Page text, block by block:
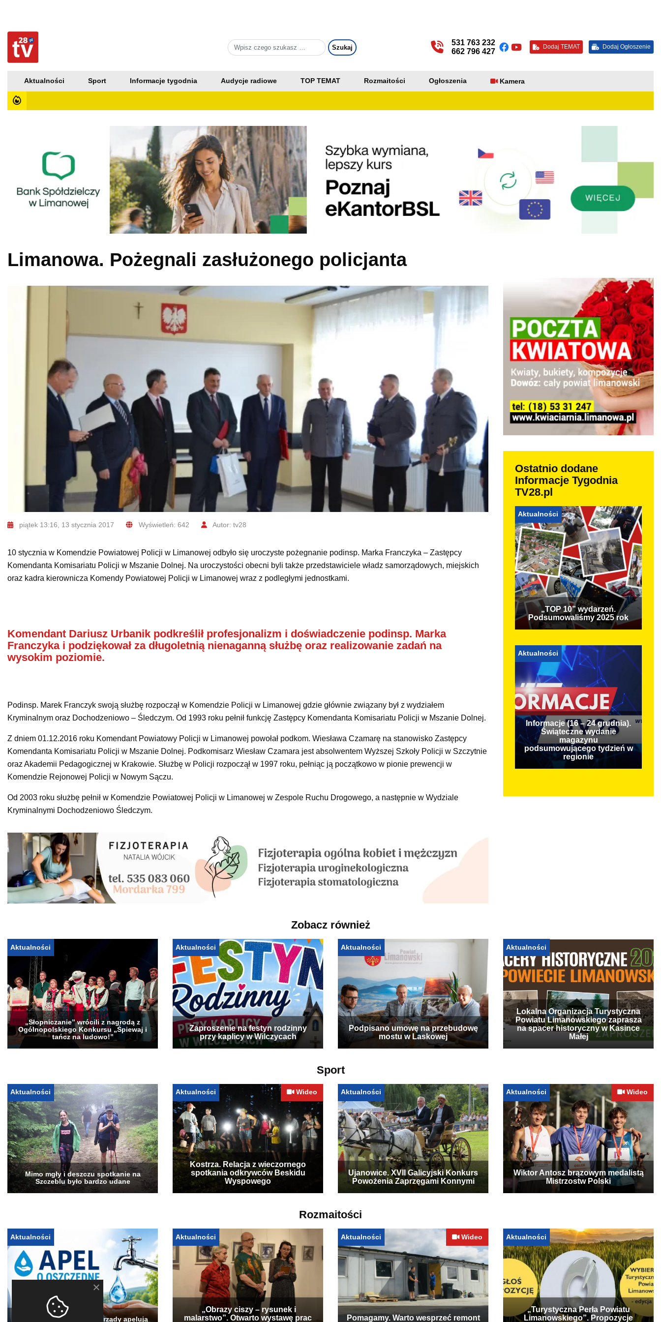
531 763 232
662 796 427
Dodaj TEMAT Dodaj Ogłoszenie
Aktualności Sport Informacje tygodnia Audycje radiowe TOP TEMAT Rozmaitości Ogłoszenia Kamera
Limanowa. Pożegnali zasłużonego policjanta
piątek 13:16, 13 stycznia 2017 Wyświetleń: 642 Autor: tv28
10 stycznia w Komendzie Powiatowej Policji w Limanowej odbyło się uroczyste pożegnanie podinsp. Marka Franczyka – Zastępcy
Komendanta Komisariatu Policji w Mszanie Dolnej. Na uroczystości obecni byli także przedstawiciele władz samorządowych, miejskich
oraz kadra kierownicza Komendy Powiatowej Policji w Limanowej wraz z podległymi jednostkami.
Komendant Dariusz Urbanik podkreślił profesjonalizm i doświadczenie podinsp. Marka
Franczyka i podziękował za długoletnią nienaganną służbę oraz realizowanie zadań na
wysokim poziomie.
Podinsp. Marek Franczyk swoją służbę rozpoczął w Komendzie Policji w Limanowej gdzie głównie związany był z wydziałem
Kryminalnym oraz Dochodzeniowo – Śledczym. Od 1993 roku pełnił funkcję Zastępcy Komendanta Komisariatu Policji w Mszanie Dolnej.
Z dniem 01.12.2016 roku Komendant Powiatowy Policji w Limanowej powołał podkom. Wiesława Czamarę na stanowisko Zastępcy
Komendanta Komisariatu Policji w Mszanie Dolnej. Podkomisarz Wiesław Czamara jest absolwentem Wyższej Szkoły Policji w Szczytnie
oraz Akademii Pedagogicznej w Krakowie. Służbę w Policji rozpoczął w 1997 roku, pełniąc ją początkowo w pionie prewencji w
Komendzie Rejonowej Policji w Nowym Sączu.
Od 2003 roku służbę pełnił w Komendzie Powiatowej Policji w Limanowej w Zespole Ruchu Drogowego, a następnie w Wydziale
Kryminalnymi Dochodzeniowo Śledczym.
Ostatnio dodane
Informacje Tygodnia
TV28.pl
Aktualności
„TOP 10” wydarzeń.
Podsumowaliśmy 2025 rok
Aktualności
Informacje (16 – 24 grudnia).
Świąteczne wydanie
magazynu
podsumowującego tydzień w
regionie
Zobacz również
Aktualności
„Słopniczanie” wrócili z nagrodą z
Ogólnopolskiego Konkursu „Śpiewaj i
tańcz na ludowo!”
Aktualności
Zaproszenie na festyn rodzinny
przy kaplicy w Wilczycach
Aktualności
Podpisano umowę na przebudowę
mostu w Laskowej
Aktualności
Lokalna Organizacja Turystyczna
Powiatu Limanowskiego zaprasza
na spacer historyczny w Kasince
Małej
Sport
Aktualności
Mimo mgły i deszczu spotkanie na
Szczeblu było bardzo udane
Aktualności Wideo
Kostrza. Relacja z wieczornego
spotkania odkrywców Beskidu
Wyspowego
Aktualności
Ujanowice. XVII Galicyjski Konkurs
Powożenia Zaprzęgami Konnymi
Aktualności Wideo
Wiktor Antosz brązowym medalistą
Mistrzostw Polski
Rozmaitości
Aktualności Aktualności
„Obrazy ciszy – rysunek i
Aktualności Wideo Aktualności
„Turystyczna Perła Powiatu